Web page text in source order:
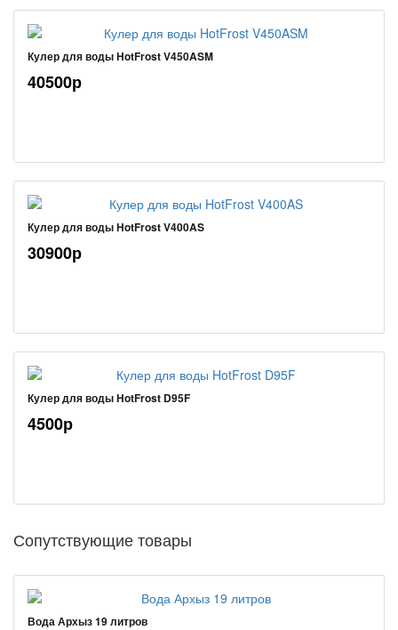
Кулер для воды HotFrost V450ASM
40500р
Кулер для воды HotFrost V400AS
30900р
Кулер для воды HotFrost D95F
4500р
Сопутствующие товары
Вода Архыз 19 литров